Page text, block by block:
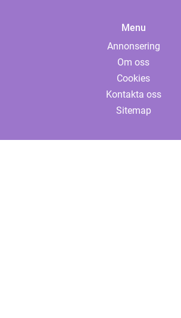
Menu
Annonsering
Om oss
Cookies
Kontakta oss
Sitemap